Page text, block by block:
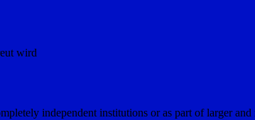
wird
independent institutions or as part of larger